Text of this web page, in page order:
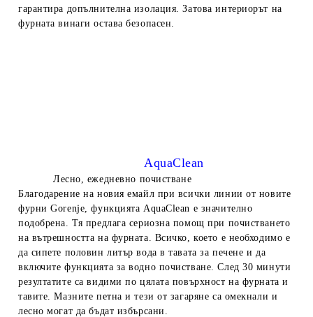
гарантира допълнителна изолация. Затова интериорът на
фурната винаги остава безопасен.
AquaClean
Лесно, ежедневно почистване
Благодарение на новия емайл при всички линии от новите
фурни Gorenje, функцията AquaClean е значително
подобрена. Тя предлага сериозна помощ при почистването
на вътрешността на фурната. Всичко, което е необходимо е
да сипете половин литър вода в тавата за печене и да
включите функцията за водно почистване. След 30 минути
резултатите са видими по цялата повърхност на фурната и
тавите. Мазните петна и тези от загаряне са омекнали и
лесно могат да бъдат избърсани.